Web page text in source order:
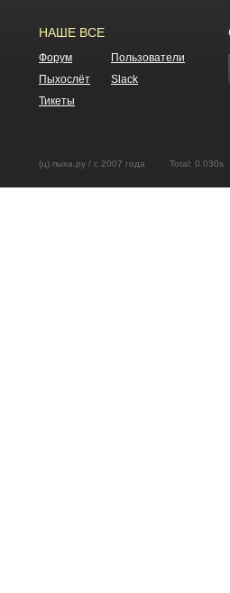
НАШЕ ВСЕ
Форум
Пользователи
Пыхослёт
Slack
Тикеты
(ц) пыха.ру / с 2007 года Total: